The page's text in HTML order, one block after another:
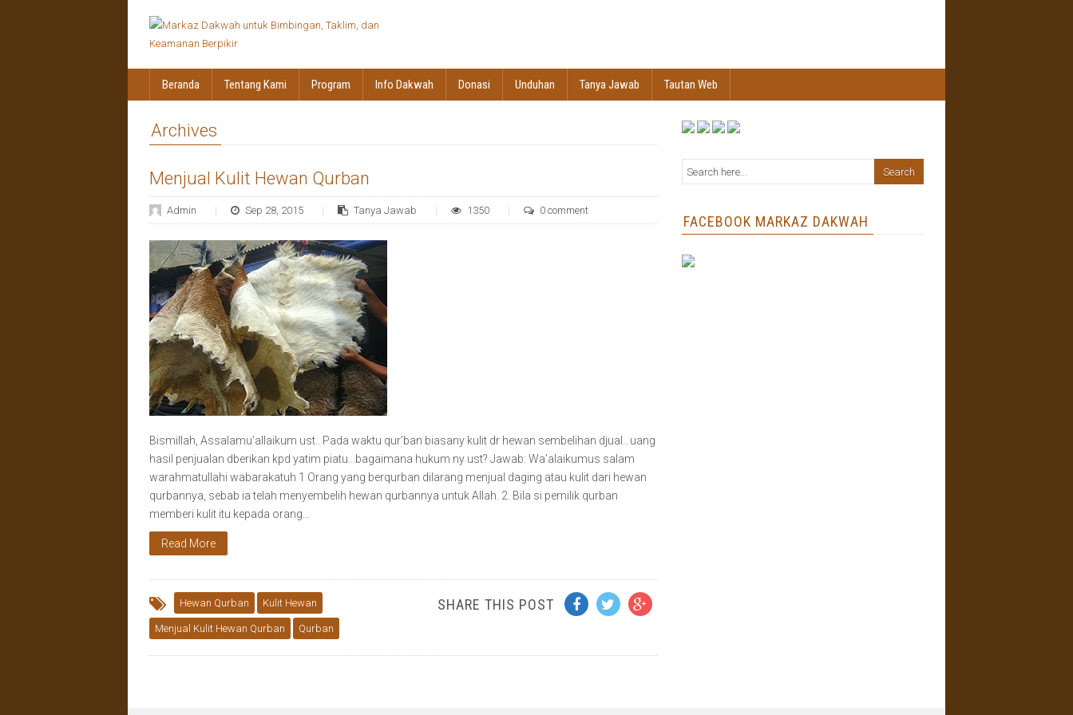
Beranda Tentang Kami Program Info Dakwah Donasi Unduhan Tanya Jawab Tautan Web
Archives
Menjual Kulit Hewan Qurban
Admin Sep 28, 2015 Tanya Jawab 1350 0 comment
Bismillah, Assalamu’allaikum ust.. Pada waktu qur’ban biasany kulit dr hewan sembelihan djual…uang
hasil penjualan dberikan kpd yatim piatu…bagaimana hukum ny ust? Jawab: Wa’alaikumus salam
warahmatullahi wabarakatuh 1 Orang yang berqurban dilarang menjual daging atau kulit dari hewan
qurbannya, sebab ia telah menyembelih hewan qurbannya untuk Allah. 2. Bila si pemilik qurban
memberi kulit itu kepada orang…
Read More
Hewan Qurban Kulit Hewan
Menjual Kulit Hewan Qurban Qurban
SHARE THIS POST
FACEBOOK MARKAZ DAKWAH